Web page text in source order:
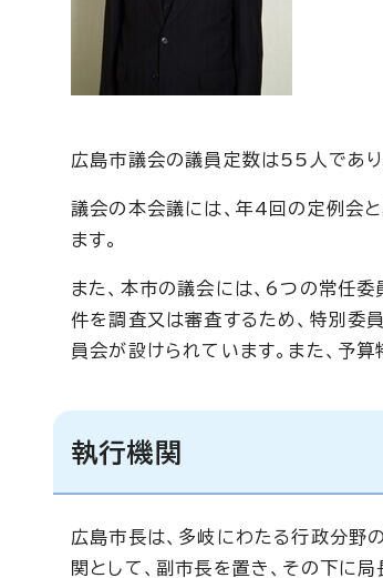
広島市議会の議員定数は55人であり
議会の本会議には、年4回の定例会
ます。
また、本市の議会には、6つの常任
件を調査又は審査するため、特別委
員会が設けられています。また、予
執行機関
広島市長は、多岐にわたる行政分野
関として、副市長を置き、その下に